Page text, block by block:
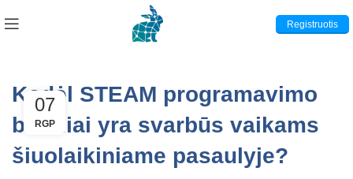
Registruotis
Kodėl STEAM programavimo
būreliai yra svarbūs vaikams
šiuolaikiniame pasaulyje?
07
RGP